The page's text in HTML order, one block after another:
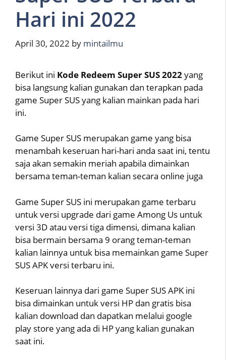
Hari ini 2022
April 30, 2022 by mintailmu
Berikut ini Kode Redeem Super SUS 2022yang
bisa langsung kalian gunakan dan terapkan pada
game Super SUS yang kalian mainkan pada hari
ini.
Game Super SUS merupakan game yang bisa
menambah keseruan hari-hari anda saat ini, tentu
saja akan semakin meriah apabila dimainkan
bersama teman-teman kalian secara online juga
Game Super SUS ini merupakan game terbaru
untuk versi upgrade dari game Among Us untuk
versi 3D atau versi tiga dimensi, dimana kalian
bisa bermain bersama 9 orang teman-teman
kalian lainnya untuk bisa memainkan game Super
SUS APK versi terbaru ini.
Keseruan lainnya dari game Super SUS APK ini
bisa dimainkan untuk versi HP dan gratis bisa
kalian download dan dapatkan melalui google
play store yang ada di HP yang kalian gunakan
saat ini.